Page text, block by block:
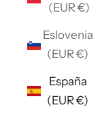
(EUR €)
Eslovenia
(EUR €)
España
(EUR €)